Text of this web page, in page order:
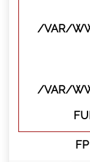
/VAR/
/VAR/